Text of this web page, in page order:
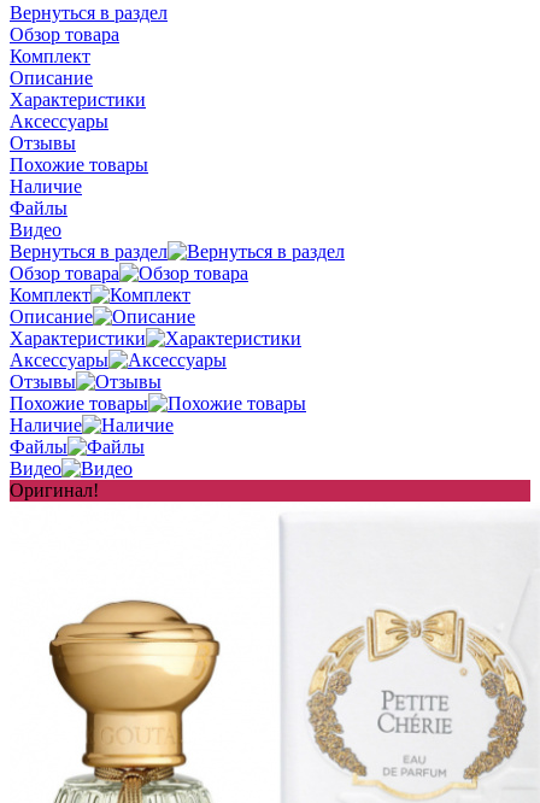
Вернуться в раздел
Обзор товара
Комплект
Описание
Характеристики
Аксессуары
Отзывы
Похожие товары
Наличие
Файлы
Видео
Вернуться в раздел
Обзор товара
Комплект
Описание
Характеристики
Аксессуары
Отзывы
Похожие товары
Наличие
Файлы
Видео
Оригинал!